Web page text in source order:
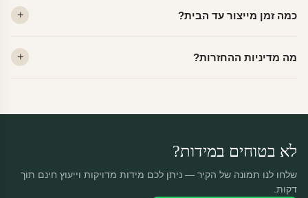
מתאים לקיר מטויח, גבס, קרמיקה וזכוכית.
כמה זמן מייצור עד הבית?
יוצאות באותו יום.
מה מדיניות ההחזרות?
לא בטוחים במידות?
שלחו לנו תמונה של הקיר — ניתן לכם מידות מדויקות וייעוץ חינם תוך
דקות.